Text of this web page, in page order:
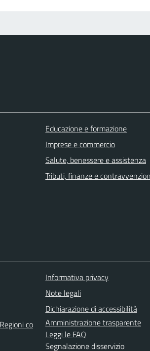
Educazione e formazione
Imprese e commercio
Salute, benessere e assistenza
Tributi, finanze e
co
Informativa privacy
Note legali
Dichiarazione di accessibilità
Amministrazione trasparente
Leggi le FAQ
Segnalazione disservizio